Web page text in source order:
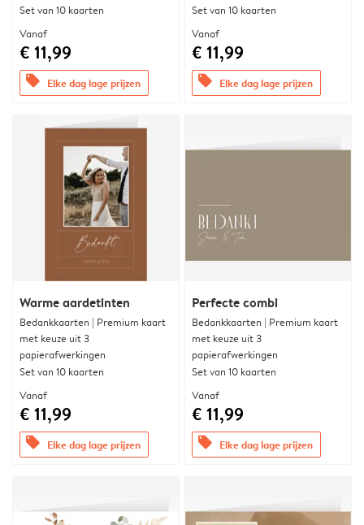
Set van 10 kaarten
Vanaf
€ 11,99
offers Elke dag lage prijzen
Set van 10 kaarten
Vanaf
€ 11,99
offers Elke dag lage prijzen
Warme aardetinten
Bedankkaarten | Premium kaart
met keuze uit 3
papierafwerkingen
Set van 10 kaarten
Vanaf
€ 11,99
offers Elke dag lage prijzen
Perfecte combi
Bedankkaarten | Premium kaart
met keuze uit 3
papierafwerkingen
Set van 10 kaarten
Vanaf
€ 11,99
offers Elke dag lage prijzen